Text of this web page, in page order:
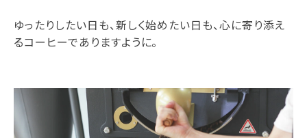
ゆったりしたい日も、新しく始めたい日も、心に寄り添え
るコーヒーでありますように。